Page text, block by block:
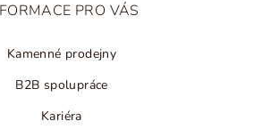
PRO VÁS
Kamenné prodejny
B2B spolupráce
Kariéra